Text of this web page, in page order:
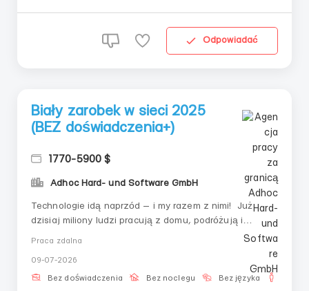
Odpowiadać
Biały zarobek w sieci 2025
(BEZ doświadczenia+)
1770-5900 $
Adhoc Hard- und Software GmbH
Technologie idą naprzód — i my razem z nimi! Już
dzisiaj miliony ludzi pracują z domu, podróżują i
zarządzają swoim czasem. Wszystko, czego do tego
czasu w ciągu dnia. K R I P T O PRZEMYSŁ Zapraszamy
do zespołu, który ...
Praca zdalna
09-07-2026
Bez doświadczenia Bez noclegu Bez języka